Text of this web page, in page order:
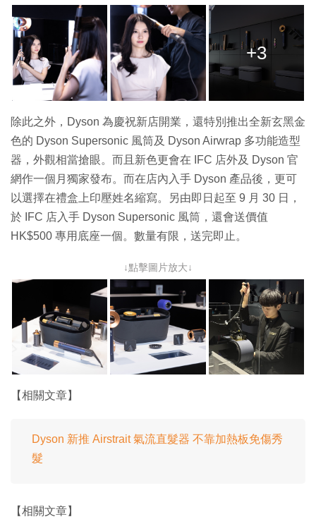
+3
除此之外，Dyson 為慶祝新店開業，還特別推出全新玄黑金
色的 Dyson Supersonic 風筒及 Dyson Airwrap 多功能造型
器，外觀相當搶眼。而且新色更會在 IFC 店外及 Dyson 官
網作一個月獨家發布。而在店內入手 Dyson 產品後，更可
以選擇在禮盒上印壓姓名縮寫。另由即日起至 9 月 30 日，
於 IFC 店入手 Dyson Supersonic 風筒，還會送價值
HK$500 專用底座一個。數量有限，送完即止。
↓點擊圖片放大↓
【相關文章】
Dyson 新推 Airstrait 氣流直髮器 不靠加熱板免傷秀
髮
【相關文章】